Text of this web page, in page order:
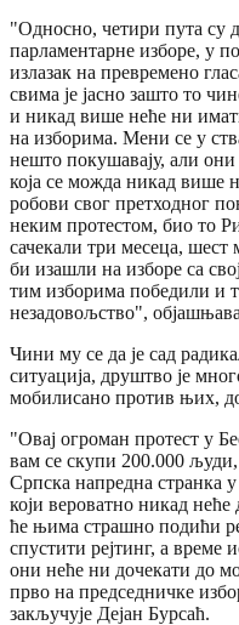
"Односно, четири пута су
парламентарне изборе, у
излазак на превремено
свима је јасно зашто то
и никад више неће ни
на изборима. Мени се у
нешто покушавају, али
која се можда никад више
робови свог претходног
неким протестом, био то
сачекали три месеца, шест
би изашли на изборе са
тим изборима победили и
незадовољство",
Чини му се да је сад
ситуација, друштво је
мобилисано против њих,
"Овај огроман протест у
вам се скупи 200.000
Српска напредна странка у
који вероватно никад неће
ће њима страшно подићи
спустити рејтинг, а време
они неће ни дочекати до
прво на председничке
закључује Дејан Бурсаћ.